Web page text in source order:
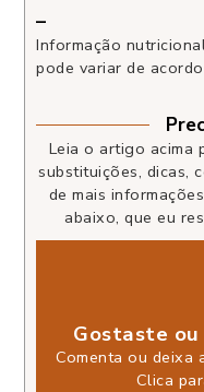
–
Informação nutricional é uma estimativa aproximada e
pode variar de
Leia o artigo acima para saber mais sobre possíveis
substituições, dicas,
de mais
abaixo, que eu
Gostaste
Comenta ou deixa
Clica